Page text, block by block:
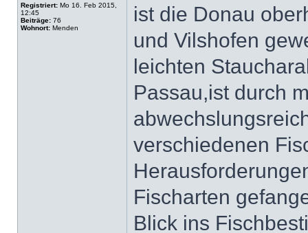
Registriert: Mo 16. Feb 2015,
12:45
Beiträge: 76
Wohnort: Menden
ist die Donau
und Vilshofen
leichten
Passau,ist durch
verschiedenen
Fischarten
Blick ins